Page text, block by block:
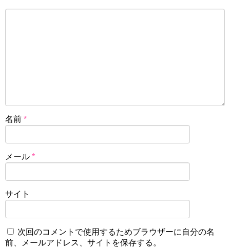
名前 *
メール *
サイト
次回のコメントで使用するためブラウザーに自分の名
前、メールアドレス、サイトを保存する。